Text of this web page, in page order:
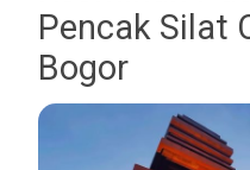
Pencak Silat
Bogor